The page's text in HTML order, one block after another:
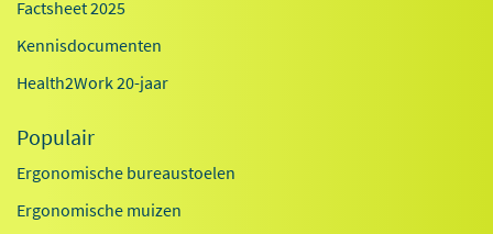
Factsheet 2025
Kennisdocumenten
Health2Work 20-jaar
Populair
Ergonomische bureaustoelen
Ergonomische muizen